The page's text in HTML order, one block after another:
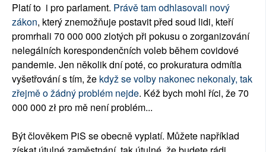
Platí to i pro parlament. Právě tam odhlasovali nový
zákon, který znemožňuje postavit před soud lidi, kteří
promrhali 70 000 000 zlotých při pokusu o zorganizování
nelegálních korespondenčních voleb během covidové
pandemie. Jen několik dní poté, co prokuratura odmítla
vyšetřování s tím, že když se volby nakonec nekonaly, tak
zřejmě o žádný problém nejde. Kéž bych mohl říci, že 70
000 000 zł pro mě není problém...
Být člověkem PiS se obecně vyplatí. Můžete například